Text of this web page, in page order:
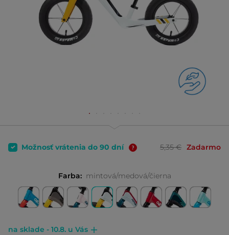
Možnosť vrátenia do 90 dní 5,35 € Zadarmo
Farba: mintová/medová/čierna
na sklade - 10.8. u Vás